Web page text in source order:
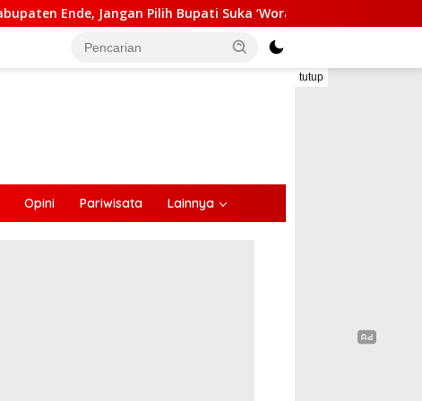
Bupati Suka ‘Wora-Wora’ Selama Dua Bulan
tutup
Opini Pariwisata Lainnya